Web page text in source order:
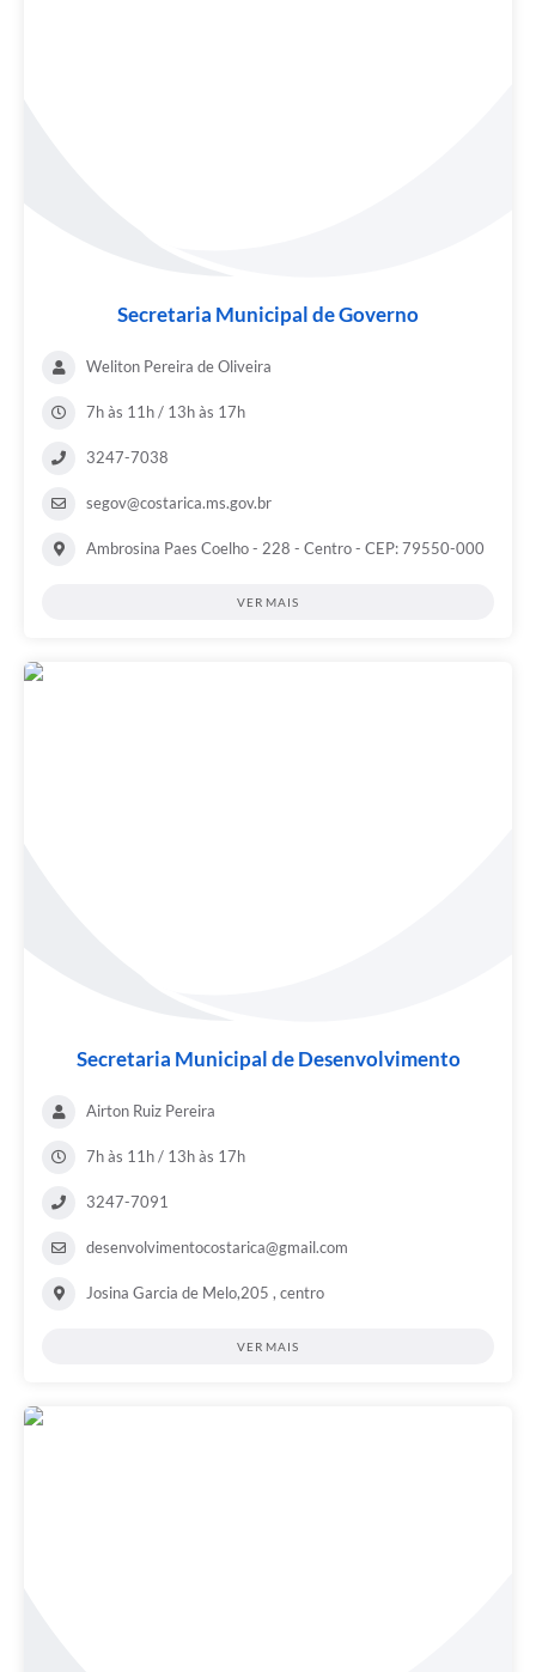
Secretaria Municipal de Governo
Weliton Pereira de Oliveira
7h às 11h / 13h às 17h
3247-7038
segov@costarica.ms.gov.br
Ambrosina Paes Coelho - 228 - Centro - CEP: 79550-000
VER MAIS
Secretaria Municipal de Desenvolvimento
Airton Ruiz Pereira
7h às 11h / 13h às 17h
3247-7091
desenvolvimentocostarica@gmail.com
Josina Garcia de Melo,205 , centro
VER MAIS